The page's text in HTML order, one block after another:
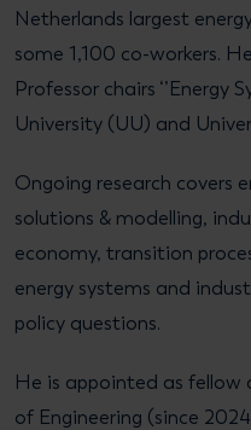
Netherlands largest
some 1,100 co-workers.
Professor chairs ‘’Energy
University (UU) and
Ongoing research covers
solutions & modelling,
economy, transition
energy systems and
policy questions.
He is appointed as
of Engineering (since